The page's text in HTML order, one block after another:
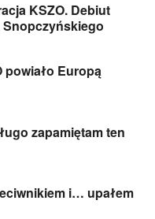
KSZO. Debiut
Snopczyńskiego
powiało Europą
zapamiętam ten
i… upałem